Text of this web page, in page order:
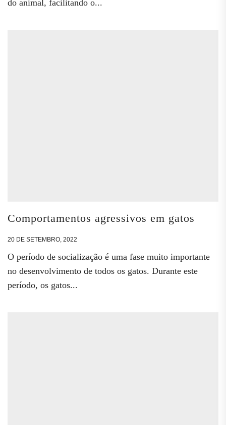
do animal, facilitando o...
Comportamentos agressivos em gatos
20 DE SETEMBRO, 2022
O período de socialização é uma fase muito importante
no desenvolvimento de todos os gatos. Durante este
período, os gatos...